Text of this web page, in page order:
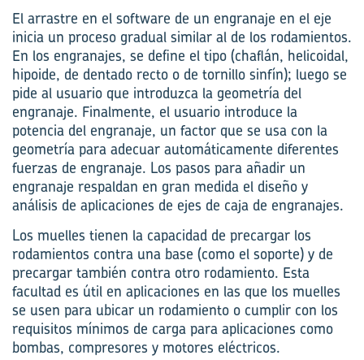
El arrastre en el software de un engranaje en el eje
inicia un proceso gradual similar al de los rodamientos.
En los engranajes, se define el tipo (chaflán, helicoidal,
hipoide, de dentado recto o de tornillo sinfín); luego se
pide al usuario que introduzca la geometría del
engranaje. Finalmente, el usuario introduce la
potencia del engranaje, un factor que se usa con la
geometría para adecuar automáticamente diferentes
fuerzas de engranaje. Los pasos para añadir un
engranaje respaldan en gran medida el diseño y
análisis de aplicaciones de ejes de caja de engranajes.
Los muelles tienen la capacidad de precargar los
rodamientos contra una base (como el soporte) y de
precargar también contra otro rodamiento. Esta
facultad es útil en aplicaciones en las que los muelles
se usen para ubicar un rodamiento o cumplir con los
requisitos mínimos de carga para aplicaciones como
bombas, compresores y motores eléctricos.